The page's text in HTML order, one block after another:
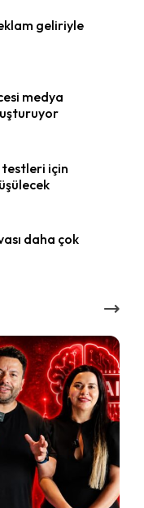
geliriyle
medya
testleri için
daha çok